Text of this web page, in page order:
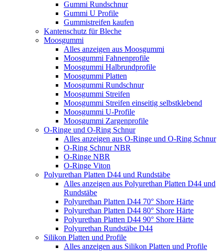
Gummi Rundschnur
Gummi U Profile
Gummistreifen kaufen
Kantenschutz für Bleche
Moosgummi
Alles anzeigen aus Moosgummi
Moosgummi Fahnenprofile
Moosgummi Halbrundprofile
Moosgummi Platten
Moosgummi Rundschnur
Moosgummi Streifen
Moosgummi Streifen einseitig selbstklebend
Moosgummi U-Profile
Moosgummi Zargenprofile
O-Ringe und O-Ring Schnur
Alles anzeigen aus O-Ringe und O-Ring Schnur
O-Ring Schnur NBR
O-Ringe NBR
O-Ringe Viton
Polyurethan Platten D44 und Rundstäbe
Alles anzeigen aus Polyurethan Platten D44 und
Rundstäbe
Polyurethan Platten D44 70° Shore Härte
Polyurethan Platten D44 80° Shore Härte
Polyurethan Platten D44 90° Shore Härte
Polyurethan Rundstäbe D44
Silikon Platten und Profile
Alles anzeigen aus Silikon Platten und Profile